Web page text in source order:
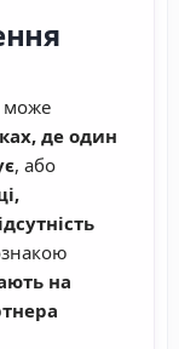
може
де один
, або
на